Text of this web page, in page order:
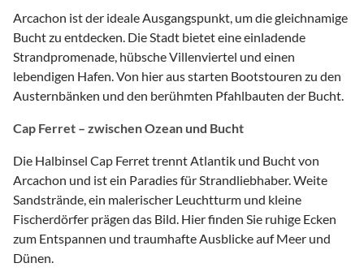
Arcachon ist der ideale Ausgangspunkt, um die gleichnamige
Bucht zu entdecken. Die Stadt bietet eine einladende
Strandpromenade, hübsche Villenviertel und einen
lebendigen Hafen. Von hier aus starten Bootstouren zu den
Austernbänken und den berühmten Pfahlbauten der Bucht.
Cap Ferret – zwischen Ozean und Bucht
Die Halbinsel Cap Ferret trennt Atlantik und Bucht von
Arcachon und ist ein Paradies für Strandliebhaber. Weite
Sandstrände, ein malerischer Leuchtturm und kleine
Fischerdörfer prägen das Bild. Hier finden Sie ruhige Ecken
zum Entspannen und traumhafte Ausblicke auf Meer und
Dünen.